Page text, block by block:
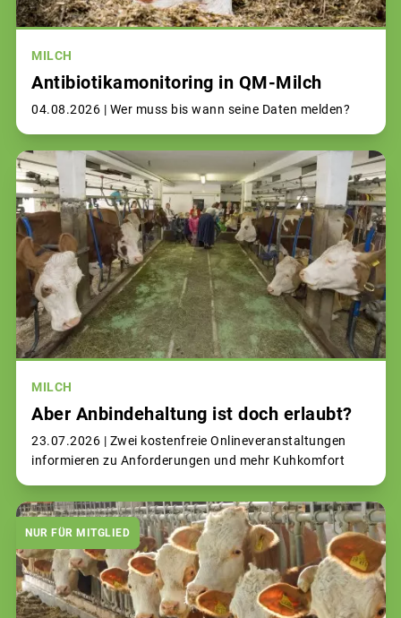
MILCH
Antibiotikamonitoring in QM-Milch
04.08.2026 | Wer muss bis wann seine Daten melden?
MILCH
Aber Anbindehaltung ist doch erlaubt?
23.07.2026 | Zwei kostenfreie Onlineveranstaltungen
informieren zu Anforderungen und mehr Kuhkomfort
NUR FÜR MITGLIED